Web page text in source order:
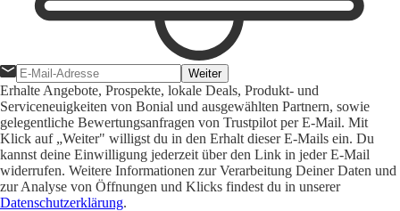
Weiter
Erhalte Angebote, Prospekte, lokale Deals, Produkt- und
Serviceneuigkeiten von Bonial und ausgewählten Partnern, sowie
gelegentliche Bewertungsanfragen von Trustpilot per E-Mail. Mit
Klick auf „Weiter" willigst du in den Erhalt dieser E-Mails ein. Du
kannst deine Einwilligung jederzeit über den Link in jeder E-Mail
widerrufen. Weitere Informationen zur Verarbeitung Deiner Daten und
zur Analyse von Öffnungen und Klicks findest du in unserer
Datenschutzerklärung.